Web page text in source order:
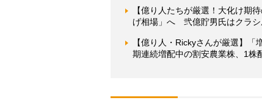
【億り人たちが厳選！大化け期
げ相場」へ 弐億貯男氏はクラシ
【億り人・Rickyさんが厳選】
期連続増配中の割安農業株、1